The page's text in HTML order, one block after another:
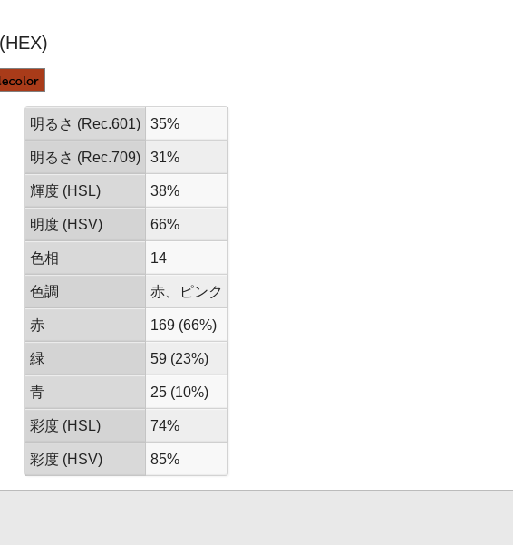
明るさ (Rec.601) 35%
明るさ (Rec.709) 31%
輝度 (HSL) 38%
明度 (HSV) 66%
色相 14
色調 赤、ピンク
赤 169 (66%)
緑 59 (23%)
青 25 (10%)
彩度 (HSL) 74%
彩度 (HSV) 85%